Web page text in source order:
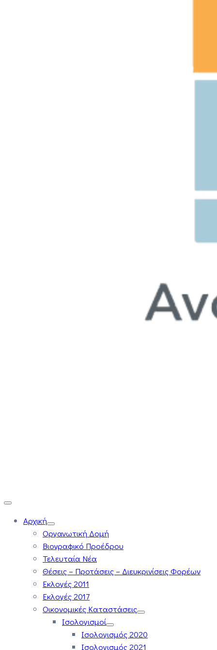
Αρχική
Οργανωτική Δομή
Βιογραφικό Προέδρου
Τελευταία Νέα
Θέσεις – Προτάσεις – Διευκρινίσεις Φορέων
Εκλογές 2011
Εκλογές 2017
Οικονομικές Καταστάσεις
Ισολογισμοί
Ισολογισμός 2020
Ισολογισμός 2021